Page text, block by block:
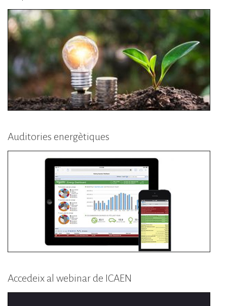
Auditories energètiques
Accedeix al webinar de ICAEN